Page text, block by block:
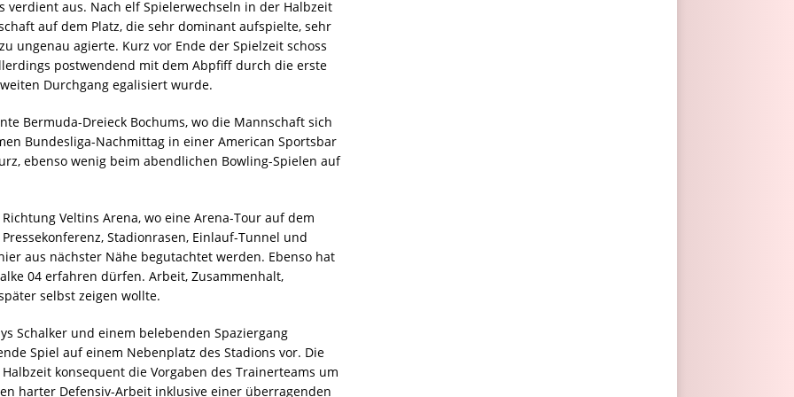
verdient aus. Nach elf Spielerwechseln in der Halbzeit
auf dem Platz, die sehr dominant aufspielte, sehr
ungenau agierte. Kurz vor Ende der Spielzeit schoss
postwendend mit dem Abpfiff durch die erste
Durchgang egalisiert wurde.
Bermuda-Dreieck Bochums, wo die Mannschaft sich
Bundesliga-Nachmittag in einer American Sportsbar
ebenso wenig beim abendlichen Bowling-Spielen auf
Veltins Arena, wo eine Arena-Tour auf dem
Stadionrasen, Einlauf-Tunnel und
aus nächster Nähe begutachtet werden. Ebenso hat
04 erfahren dürfen. Arbeit, Zusammenhalt,
selbst zeigen wollte.
Schalker und einem belebenden Spaziergang
Spiel auf einem Nebenplatz des Stadions vor. Die
konsequent die Vorgaben des Trainerteams um
harter Defensiv-Arbeit inklusive einer überragenden